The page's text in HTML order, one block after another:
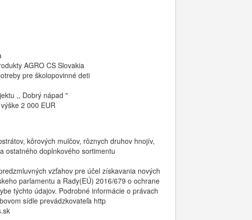
AGRO CS Slovakia
pre školopovinné deti
,, Dobrý nápad "
2 000 EUR​
kôrových mulčov, rôznych druhov hnojív,
ostatného doplnkového sortimentu
vzťahov pre účel získavania nových
parlamentu a Rady(EÚ) 2016/679 o ochrane
týchto údajov. Podrobné informácie o právach
sídle prevádzkovateľa http